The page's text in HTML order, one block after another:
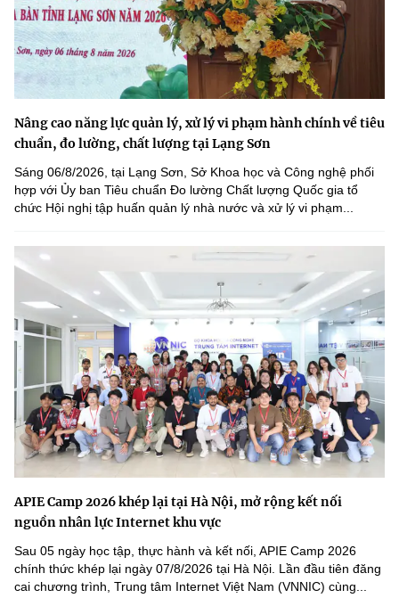
Nâng cao năng lực quản lý, xử lý vi phạm hành chính về tiêu
chuẩn, đo lường, chất lượng tại Lạng Sơn
Sáng 06/8/2026, tại Lạng Sơn, Sở Khoa học và Công nghệ phối
hợp với Ủy ban Tiêu chuẩn Đo lường Chất lượng Quốc gia tổ
chức Hội nghị tập huấn quản lý nhà nước và xử lý vi phạm...
APIE Camp 2026 khép lại tại Hà Nội, mở rộng kết nối
nguồn nhân lực Internet khu vực
Sau 05 ngày học tập, thực hành và kết nối, APIE Camp 2026
chính thức khép lại ngày 07/8/2026 tại Hà Nội. Lần đầu tiên đăng
cai chương trình, Trung tâm Internet Việt Nam (VNNIC) cùng...